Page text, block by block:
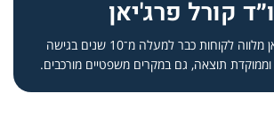
קורל פרג'יאן
עו״ד קורל פרג'יאן מלווה לקוחות כבר למעלה מ־10 שנים בגישה
תוצאה, גם במקרים משפטיים מורכבים.